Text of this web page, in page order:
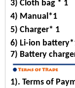
3) Cloth bag * 1
4) Manual*1
5) Charger* 1
6) Li-ion
7) Battery
1). Terms of